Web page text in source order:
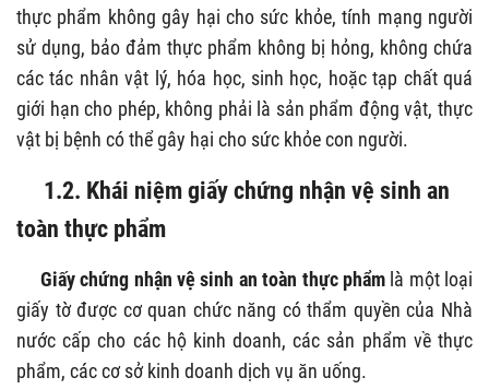
thực phẩm không gây hại cho sức khỏe, tính mạng người
sử dụng, bảo đảm thực phẩm không bị hỏng, không chứa
các tác nhân vật lý, hóa học, sinh học, hoặc tạp chất quá
giới hạn cho phép, không phải là sản phẩm động vật, thực
vật bị bệnh có thể gây hại cho sức khỏe con người.
1.2. Khái niệm giấy chứng nhận vệ sinh an
toàn thực phẩm
Giấy chứng nhận vệ sinh an toàn thực phẩm là một loại
giấy tờ được cơ quan chức năng có thẩm quyền của Nhà
nước cấp cho các hộ kinh doanh, các sản phẩm về thực
phẩm, các cơ sở kinh doanh dịch vụ ăn uống.